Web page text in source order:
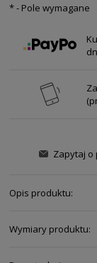
*- Pole wymagane
Zapytaj o
Opis produktu:
Bluzka Vonni
Wymiary produktu: